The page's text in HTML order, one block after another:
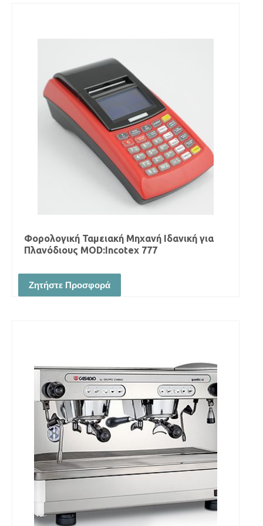
Φορολογική Ταμειακή Μηχανή Ιδανική για
Πλανόδιους MOD:Incotex 777
Ζητήστε Προσφορά